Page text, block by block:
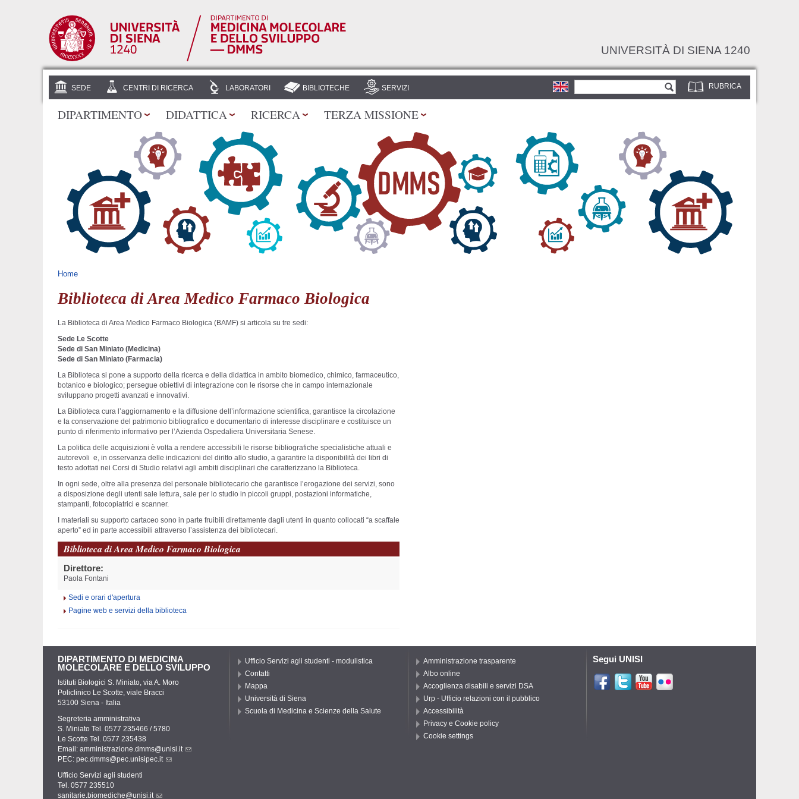
UNIVERSITÀ DI SIENA 1240
RUBRICA
Form di ricerca
SEDE CENTRI DI RICERCA LABORATORI BIBLIOTECHE SERVIZI
DIPARTIMENTO DIDATTICA RICERCA TERZA MISSIONE
Tu sei qui
Home
Biblioteca di Area Medico Farmaco Biologica
La Biblioteca di Area Medico Farmaco Biologica (BAMF) si articola su tre sedi:
Sede Le Scotte
Sede di San Miniato (Medicina)
Sede di San Miniato (Farmacia)
La Biblioteca si pone a supporto della ricerca e della didattica in ambito biomedico, chimico, farmaceutico,
botanico e biologico; persegue obiettivi di integrazione con le risorse che in campo internazionale
sviluppano progetti avanzati e innovativi.
La Biblioteca cura l’aggiornamento e la diffusione dell’informazione scientifica, garantisce la circolazione
e la conservazione del patrimonio bibliografico e documentario di interesse disciplinare e costituisce un
punto di riferimento informativo per l’Azienda Ospedaliera Universitaria Senese.
La politica delle acquisizioni è volta a rendere accessibili le risorse bibliografiche specialistiche attuali e
autorevoli e, in osservanza delle indicazioni del diritto allo studio, a garantire la disponibilità dei libri di
testo adottati nei Corsi di Studio relativi agli ambiti disciplinari che caratterizzano la Biblioteca.
In ogni sede, oltre alla presenza del personale bibliotecario che garantisce l’erogazione dei servizi, sono
a disposizione degli utenti sale lettura, sale per lo studio in piccoli gruppi, postazioni informatiche,
stampanti, fotocopiatrici e scanner.
I materiali su supporto cartaceo sono in parte fruibili direttamente dagli utenti in quanto collocati “a scaffale
aperto” ed in parte accessibili attraverso l’assistenza dei bibliotecari.
Biblioteca di Area Medico Farmaco Biologica
Direttore:
Paola Fontani
Sedi e orari d'apertura
Pagine web e servizi della biblioteca
DIPARTIMENTO DI MEDICINA
MOLECOLARE E DELLO SVILUPPO
Istituti Biologici S. Miniato, via A. Moro
Policlinico Le Scotte, viale Bracci
53100 Siena - Italia
Segreteria amministrativa
S. Miniato Tel. 0577 235466 / 5780
Le Scotte Tel. 0577 235438
Email: amministrazione.dmms@unisi.it
PEC: pec.dmms@pec.unisipec.it
Ufficio Servizi agli studenti
Tel. 0577 235510
sanitarie.biomediche@unisi.it
Ufficio Servizi agli studenti - modulistica
Contatti
Mappa
Università di Siena
Scuola di Medicina e Scienze della Salute
Amministrazione trasparente
Albo online
Accoglienza disabili e servizi DSA
Urp - Ufficio relazioni con il pubblico
Accessibilità
Privacy e Cookie policy
Cookie settings
Segui UNISI